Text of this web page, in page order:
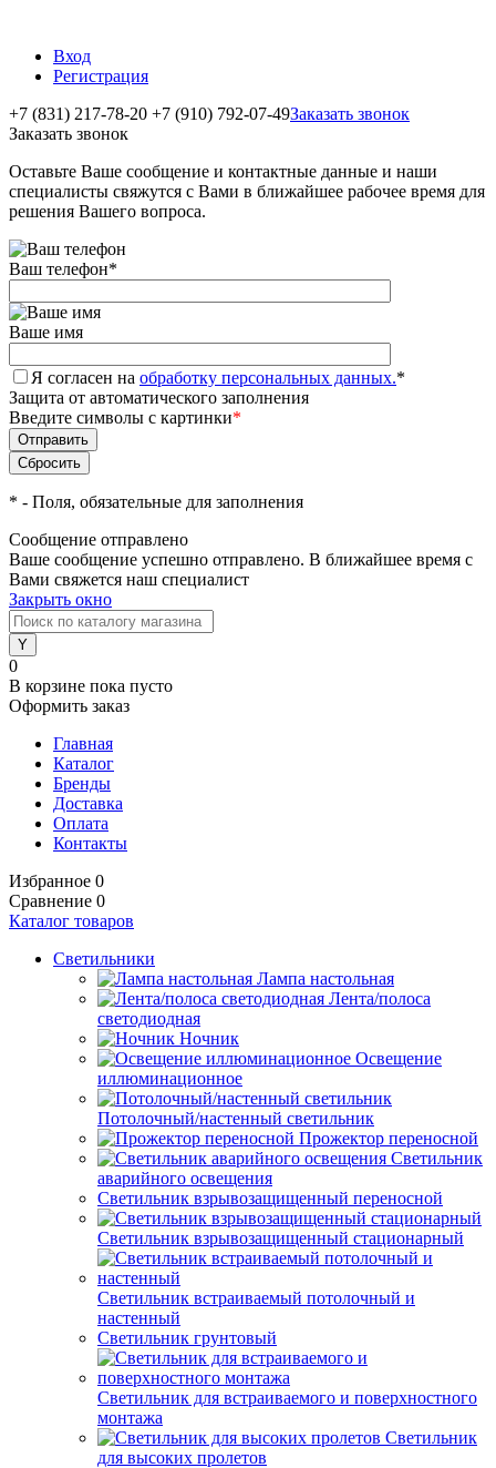
Вход
Регистрация
+7 (831) 217-78-20 +7 (910) 792-07-49Заказать звонок
Заказать звонок
Оставьте Ваше сообщение и контактные данные и наши
специалисты свяжутся с Вами в ближайшее рабочее время для
решения Вашего вопроса.
Ваш телефон*
Ваше имя
Я согласен на обработку персональных данных.*
Защита от автоматического заполнения
Введите символы с картинки*
* - Поля, обязательные для заполнения
Сообщение отправлено
Ваше сообщение успешно отправлено. В ближайшее время с
Вами свяжется наш специалист
Закрыть окно
0
В корзине пока пусто
Оформить заказ
Главная
Каталог
Бренды
Доставка
Оплата
Контакты
Избранное 0
Сравнение 0
Каталог товаров
Светильники
Лампа настольная
Лента/полоса
светодиодная
Ночник
Освещение
иллюминационное
Потолочный/настенный светильник
Прожектор переносной
Светильник
аварийного освещения
Светильник взрывозащищенный переносной
Светильник взрывозащищенный стационарный
Светильник встраиваемый потолочный и
настенный
Светильник грунтовый
Светильник для встраиваемого и поверхностного
монтажа
Светильник
для высоких пролетов